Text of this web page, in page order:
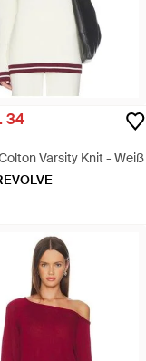
34
Varsity Knit - Weiß